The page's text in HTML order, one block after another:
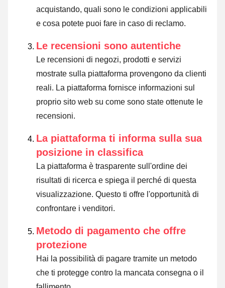
acquistando, quali sono le condizioni applicabili
e cosa potete puoi fare in caso di reclamo.
Le recensioni sono autentiche
Le recensioni di negozi, prodotti e servizi
mostrate sulla piattaforma provengono da clienti
reali. La piattaforma fornisce informazioni sul
proprio sito web su come sono state ottenute le
recensioni.
La piattaforma ti informa sulla sua
posizione in classifica
La piattaforma è trasparente sull'ordine dei
risultati di ricerca e spiega il perché di questa
visualizzazione. Questo ti offre l'opportunità di
confrontare i venditori.
Metodo di pagamento che offre
protezione
Hai la possibilità di pagare tramite un metodo
che ti protegge contro la mancata consegna o il